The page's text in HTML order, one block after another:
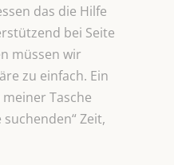
das die Hilfe
bei Seite
müssen wir
zu einfach. Ein
Tasche
Zeit,